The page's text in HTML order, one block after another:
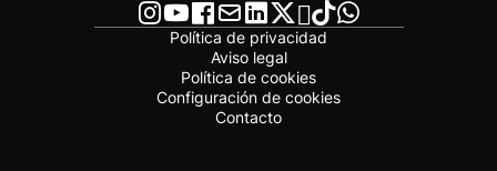
Política de privacidad
Aviso legal
Política de cookies
Configuración de cookies
Contacto